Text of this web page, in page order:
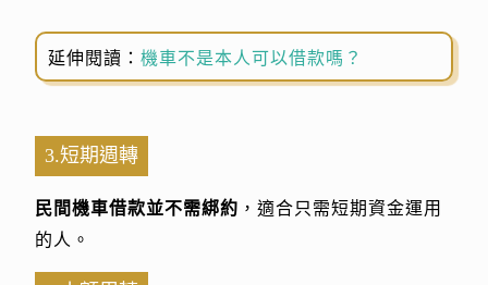
延伸閱讀：機車不是本人可以借款嗎？
3.短期週轉
民間機車借款並不需綁約 ，適合只需短期資金運用
的人。